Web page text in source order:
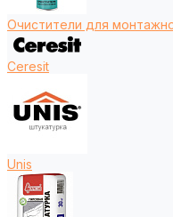
Очистители для
Ceresit
Unis